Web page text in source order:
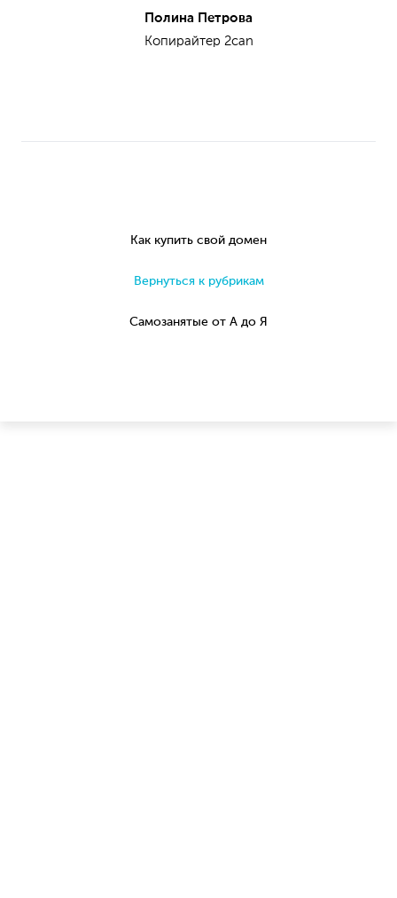
Полина Петрова
Копирайтер 2can
Как купить свой домен
Вернуться к рубрикам
Самозанятые от А до Я